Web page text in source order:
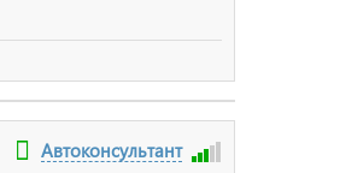
Автоконсультант